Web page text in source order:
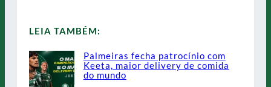
LEIA TAMBÉM:
Palmeiras fecha patrocínio com
Keeta, maior delivery de comida
do mundo